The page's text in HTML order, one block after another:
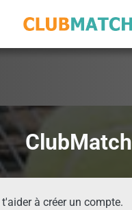
ClubMatch
à créer un compte.